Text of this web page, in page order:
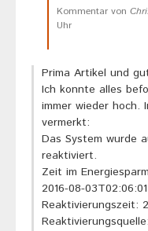
Kommentar von
Uhr
Prima Artikel und
Ich konnte alles
immer wieder hoch.
vermerkt:
Das System wurde
reaktiviert.
Zeit im
‎2016‎-‎08‎-‎
Reaktivierungszeit: